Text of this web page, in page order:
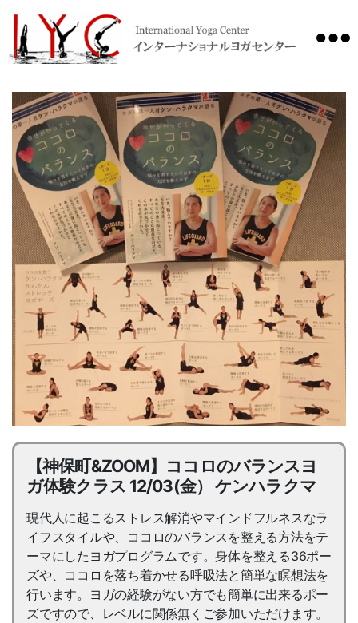
Center
【神保町&ZOOM】ココロのバランスヨ
ガ体験クラス 12/03(金） ケンハラクマ
現代人に起こるストレス解消やマインドフルネスなラ
イフスタイルや、ココロのバランスを整える方法をテ
ーマにしたヨガプログラムです。身体を整える36ポー
ズや、ココロを落ち着かせる呼吸法と簡単な瞑想法を
行います。ヨガの経験がない方でも簡単に出来るポー
ズですので、レベルに関係無くご参加いただけます。